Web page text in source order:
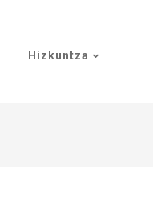
Hizkuntza